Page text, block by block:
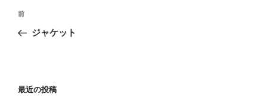
投
ナ
ー
前
の
前
ジャケット
最近の投稿